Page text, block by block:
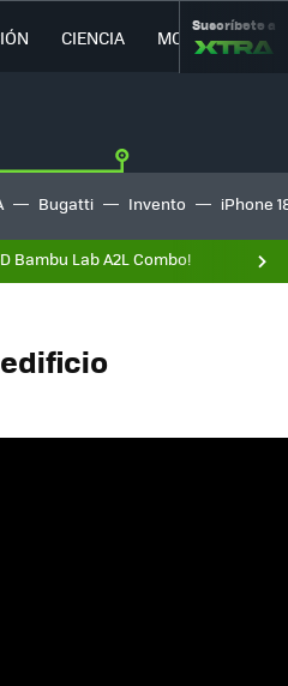
CIENCIA MOVILIDAD
Suscríbete a
Bugatti Invento iPhone
Bambu Lab A2L Combo!